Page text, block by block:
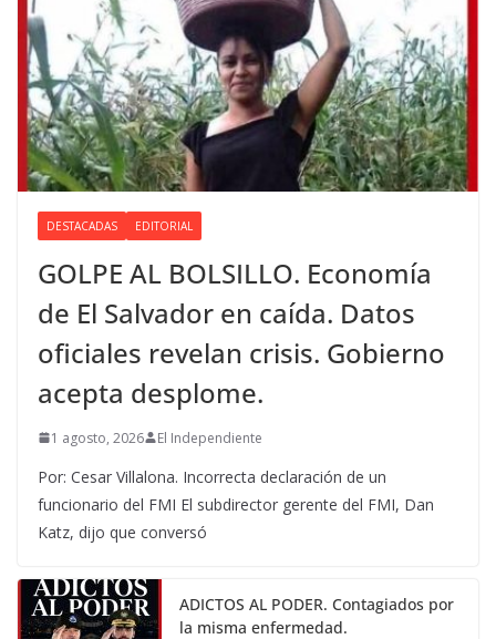
DESTACADAS EDITORIAL
GOLPE AL BOLSILLO. Economía
de El Salvador en caída. Datos
oficiales revelan crisis. Gobierno
acepta desplome.
1 agosto, 2026 El Independiente
Por: Cesar Villalona. Incorrecta declaración de un
funcionario del FMI El subdirector gerente del FMI, Dan
Katz, dijo que conversó
ADICTOS AL PODER. Contagiados por
la misma enfermedad.